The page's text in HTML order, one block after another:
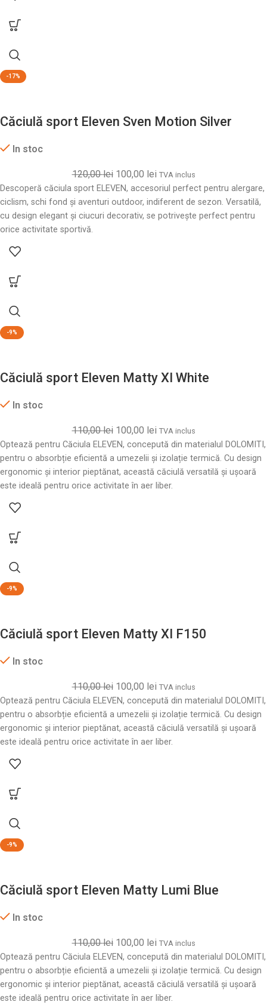
-17%
Căciulă sport Eleven Sven Motion Silver
In stoc
120,00lei 100,00 lei TVA inclus
Descoperă căciula sport ELEVEN, accesoriul perfect pentru alergare,
ciclism, schi fond și aventuri outdoor, indiferent de sezon. Versatilă,
cu design elegant și ciucuri decorativ, se potrivește perfect pentru
orice activitate sportivă.
-9%
Căciulă sport Eleven Matty XI White
In stoc
110,00lei 100,00 lei TVA inclus
Optează pentru Căciula ELEVEN, concepută din materialul DOLOMITI,
pentru o absorbție eficientă a umezelii și izolație termică. Cu design
ergonomic și interior pieptănat, această căciulă versatilă și ușoară
este ideală pentru orice activitate în aer liber.
-9%
Căciulă sport Eleven Matty XI F150
In stoc
110,00lei 100,00 lei TVA inclus
Optează pentru Căciula ELEVEN, concepută din materialul DOLOMITI,
pentru o absorbție eficientă a umezelii și izolație termică. Cu design
ergonomic și interior pieptănat, această căciulă versatilă și ușoară
este ideală pentru orice activitate în aer liber.
-9%
Căciulă sport Eleven Matty Lumi Blue
In stoc
110,00lei 100,00 lei TVA inclus
Optează pentru Căciula ELEVEN, concepută din materialul DOLOMITI,
pentru o absorbție eficientă a umezelii și izolație termică. Cu design
ergonomic și interior pieptănat, această căciulă versatilă și ușoară
este ideală pentru orice activitate în aer liber.